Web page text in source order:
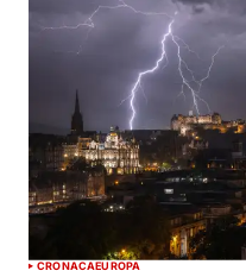
CRONACAEUROPA